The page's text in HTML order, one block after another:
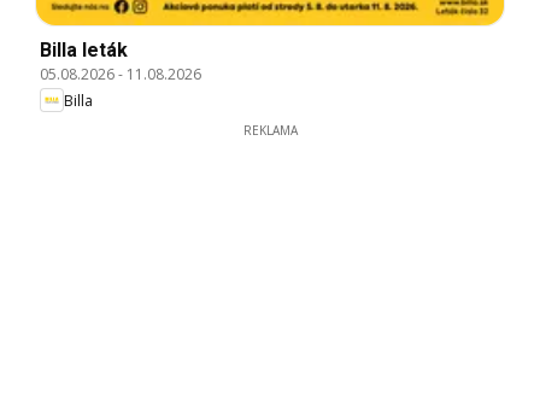
Billa leták
05.08.2026- 11.08.2026
Billa
REKLAMA